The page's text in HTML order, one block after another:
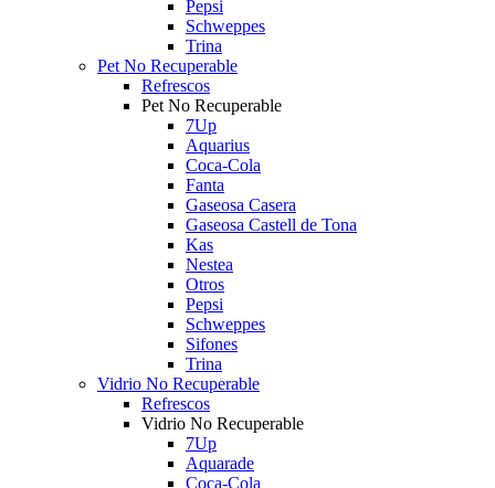
Pepsi
Schweppes
Trina
Pet No Recuperable
Refrescos
Pet No Recuperable
7Up
Aquarius
Coca-Cola
Fanta
Gaseosa Casera
Gaseosa Castell de Tona
Kas
Nestea
Otros
Pepsi
Schweppes
Sifones
Trina
Vidrio No Recuperable
Refrescos
Vidrio No Recuperable
7Up
Aquarade
Coca-Cola